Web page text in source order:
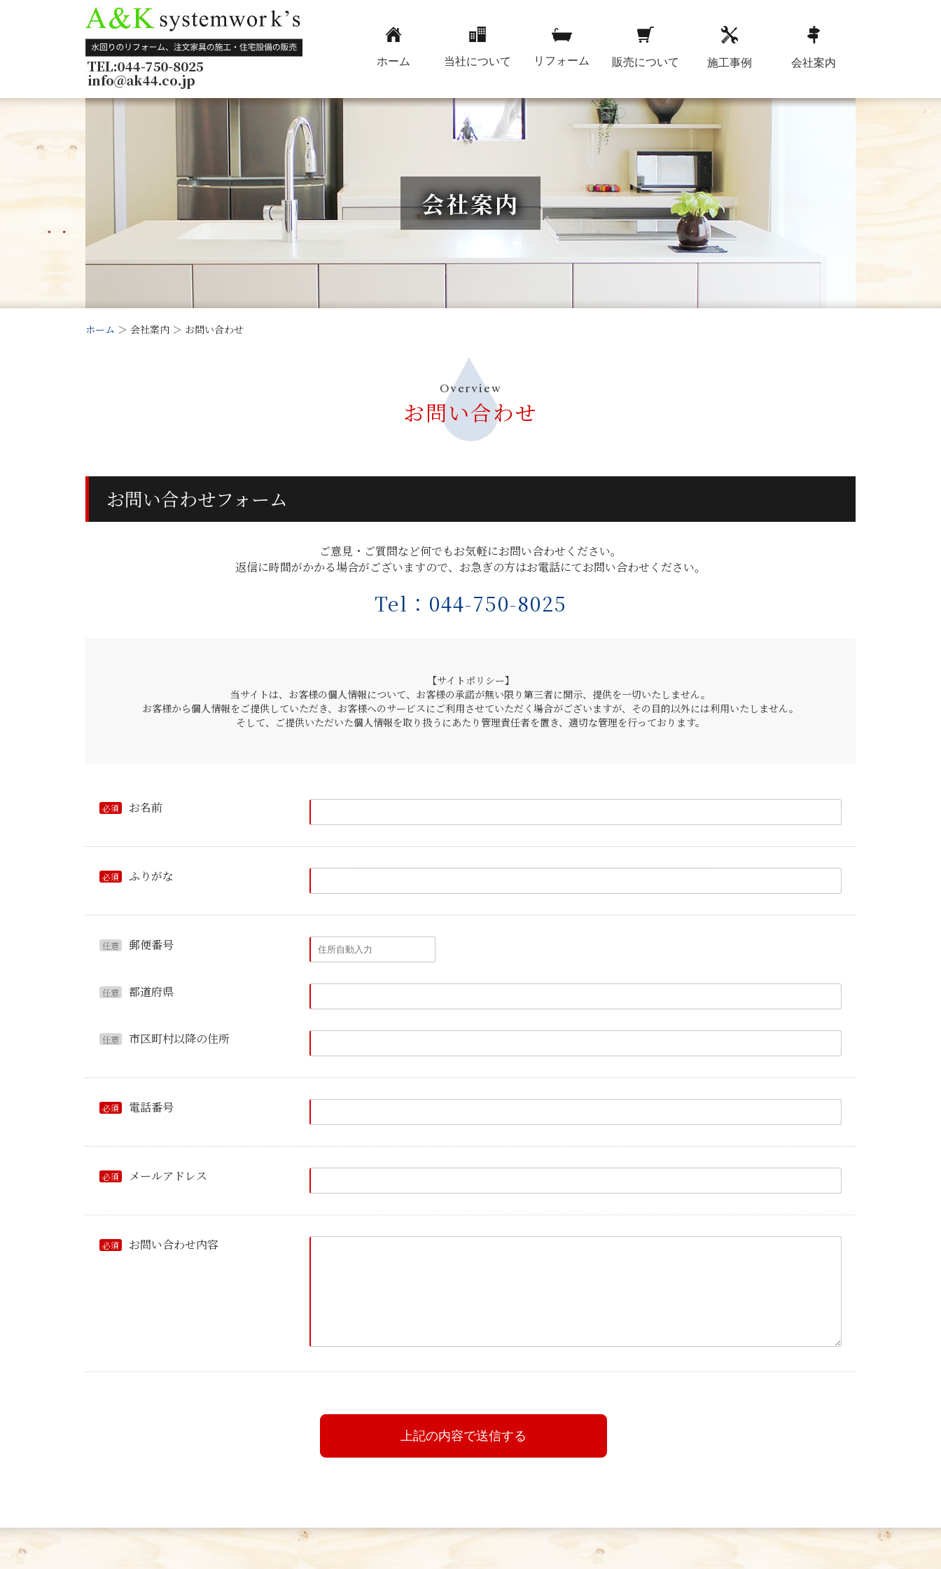
ホーム 当社について リフォーム 販売について 施工事例 会社案内
会社案内
ホーム ＞ 会社案内 ＞ お問い合わせ
Overview
お問い合わせ
お問い合わせフォーム
ご意見・ご質問など何でもお気軽にお問い合わせください。
返信に時間がかかる場合がございますので、お急ぎの方はお電話にてお問い合わせください。
Tel：044-750-8025
【サイトポリシー】
当サイトは、お客様の個人情報について、お客様の承諾が無い限り第三者に開示、提供を一切いたしません。
お客様から個人情報をご提供していただき、お客様へのサービスにご利用させていただく場合がございますが、その目的以外には利用いたしません。
そして、ご提供いただいた個人情報を取り扱うにあたり管理責任者を置き、適切な管理を行っております。
必須 お名前
必須 ふりがな
任意 郵便番号
任意 都道府県
任意 市区町村以降の住所
必須 電話番号
必須 メールアドレス
必須 お問い合わせ内容